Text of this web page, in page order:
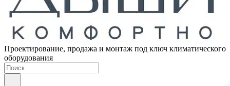
Проектирование, продажа и монтаж под ключ климатического
оборудования